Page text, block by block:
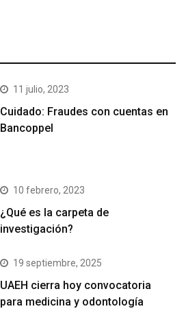
11 julio, 2023
Cuidado: Fraudes con cuentas en
Bancoppel
10 febrero, 2023
¿Qué es la carpeta de
investigación?
19 septiembre, 2025
UAEH cierra hoy convocatoria
para medicina y odontología